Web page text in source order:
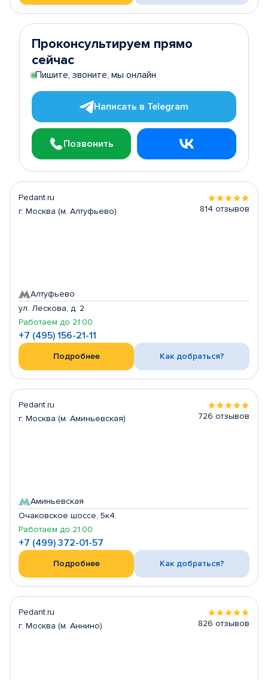
Проконсультируем прямо
сейчас
Пишите, звоните, мы онлайн
Написать в Telegram
Позвонить
Pedant.ru
г. Москва (м. Алтуфьево)
814 отзывов
Алтуфьево
ул. Лескова, д. 2
Работаем до 21:00
+7 (495) 156-21-11
Подробнее Как добраться?
Pedant.ru
г. Москва (м. Аминьевская)
726 отзывов
Аминьевская
Очаковское шоссе, 5к4.
Работаем до 21:00
+7 (499) 372-01-57
Подробнее Как добраться?
Pedant.ru
г. Москва (м. Аннино)
826 отзывов